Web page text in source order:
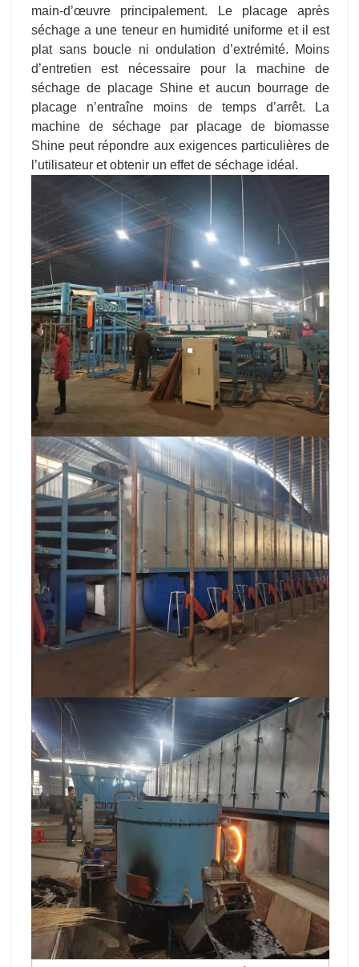
main-d’œuvre principalement. Le placage après
séchage a une teneur en humidité uniforme et il est
plat sans boucle ni ondulation d’extrémité. Moins
d’entretien est nécessaire pour la machine de
séchage de placage Shine et aucun bourrage de
placage n’entraîne moins de temps d’arrêt. La
machine de séchage par placage de biomasse
Shine peut répondre aux exigences particulières de
l’utilisateur et obtenir un effet de séchage idéal.